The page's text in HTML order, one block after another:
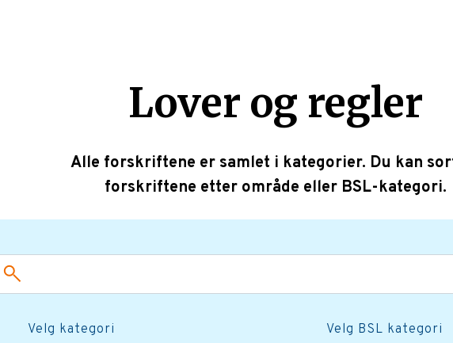
Lover og regler
Alle forskriftene er samlet i kategorier. Du kan
forskriftene etter område eller BSL-kategori.
Velg kategori Velg BSL kategori